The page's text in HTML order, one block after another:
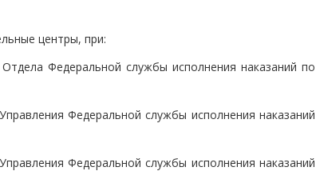
центры, при:
Федеральной службы исполнения наказаний по
Федеральной службы исполнения наказаний
Федеральной службы исполнения наказаний